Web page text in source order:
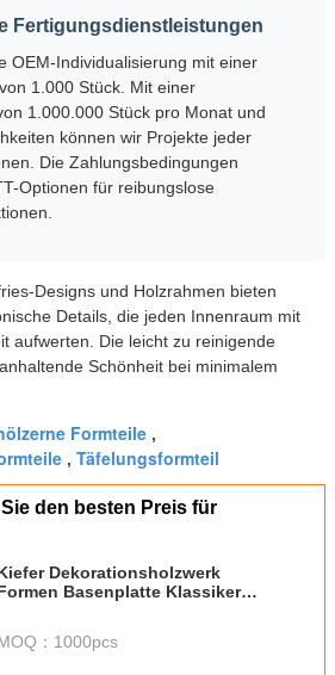
Fertigungsdienstleistungen
OEM-Individualisierung mit einer
1.000 Stück. Mit einer
1.000.000 Stück pro Monat und
können wir Projekte jeder
Die Zahlungsbedingungen
Optionen für reibungslose
Designs und Holzrahmen bieten
Details, die jeden Innenraum mit
aufwerten. Die leicht zu reinigende
Schönheit bei minimalem
Formteile ,
, Täfelungsformteil
den besten Preis für
Dekorationsholzwerk
Basenplatte Klassiker
： 1000pcs